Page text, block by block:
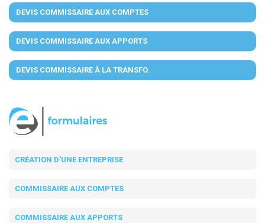
DEVIS COMMISSAIRE AUX COMPTES
DEVIS COMMISSAIRE AUX APPORTS
DEVIS COMMISSAIRE À LA TRANSFO.
CRÉATION D'UNE ENTREPRISE
COMMISSAIRE AUX COMPTES
COMMISSAIRE AUX APPORTS